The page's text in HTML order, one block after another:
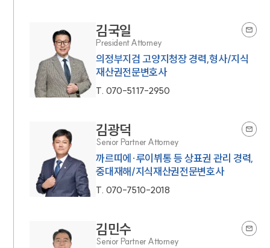
김국일
President Attorney
의정부지검 고양지청장 경력,형사/지식
재산권전문변호사
T. 070-5117-2950
김광덕
Senior Partner Attorney
까르띠에·루이뷔통 등 상표권 관리 경력,
중대재해/지식재산권전문변호사
T. 070-7510-2018
김민수
Senior Partner Attorney